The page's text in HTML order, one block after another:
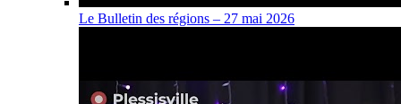
Le Bulletin des régions – 27 mai 2026